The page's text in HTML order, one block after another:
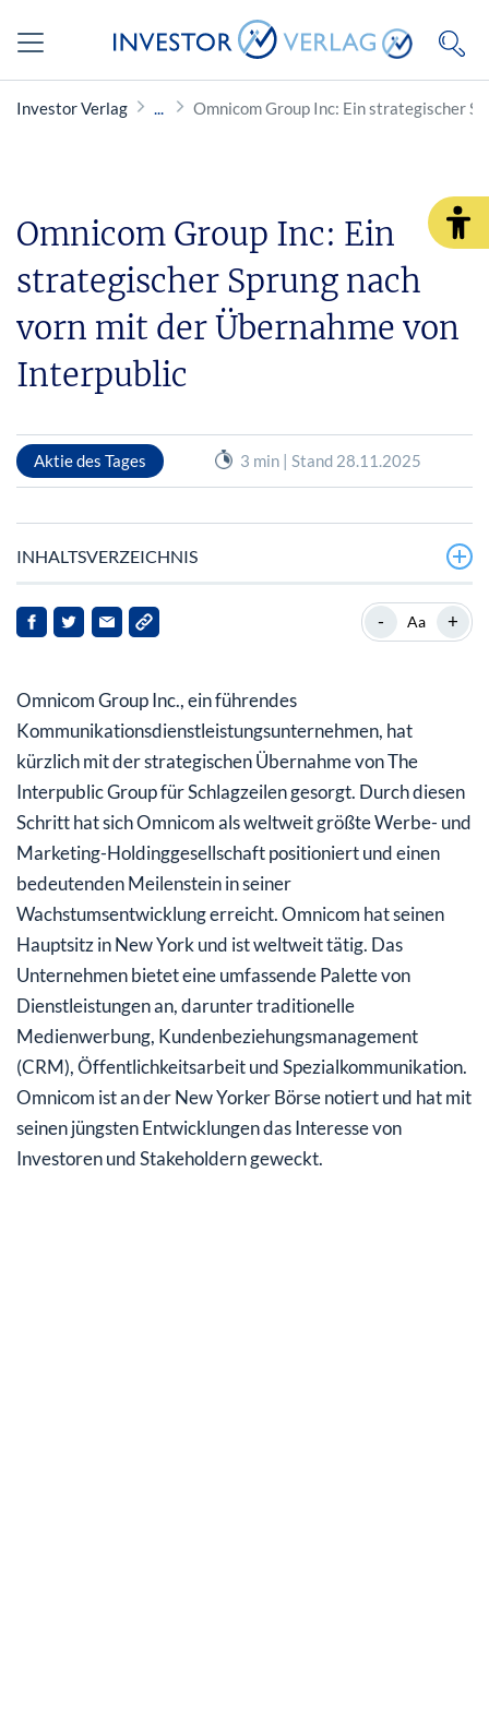
Investor Verlag Omnicom Group Inc: Ein strategischer
Omnicom Group Inc: Ein
strategischer Sprung nach
vorn mit der Übernahme von
Interpublic
Aktie des Tages 3 min | Stand 28.11.2025
INHALTSVERZEICHNIS
Was bedeutet die Übernahme für Omnicom?
Welche Finanzstrategien verfolgt Omnicom?
Was sollten Anleger für die Zukunft beachten?
- Aa +
Omnicom Group Inc., ein führendes
Kommunikationsdienstleistungsunternehmen, hat
kürzlich mit der strategischen Übernahme von The
Interpublic Group für Schlagzeilen gesorgt. Durch diesen
Schritt hat sich Omnicom als weltweit größte Werbe- und
Marketing-Holdinggesellschaft positioniert und einen
bedeutenden Meilenstein in seiner
Wachstumsentwicklung erreicht. Omnicom hat seinen
Hauptsitz in New York und ist weltweit tätig. Das
Unternehmen bietet eine umfassende Palette von
Dienstleistungen an, darunter traditionelle
Medienwerbung, Kundenbeziehungsmanagement
(CRM), Öffentlichkeitsarbeit und Spezialkommunikation.
Omnicom ist an der New Yorker Börse notiert und hat mit
seinen jüngsten Entwicklungen das Interesse von
Investoren und Stakeholdern geweckt.